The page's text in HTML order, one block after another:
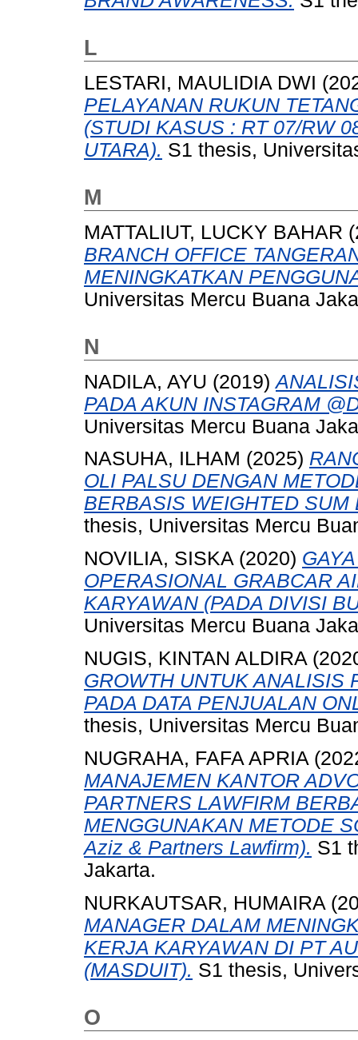
L
LESTARI, MAULIDIA DWI
PELAYANAN RUKUN
(STUDI KASUS : RT 07/RW
UTARA). S1 thesis,
M
MATTALIUT, LUCKY BAHAR
BRANCH OFFICE
MENINGKATKAN
Universitas Mercu Buana
N
NADILA, AYU (2019)
PADA AKUN INSTAGRAM
Universitas Mercu Buana
NASUHA, ILHAM (2025)
OLI PALSU DENGAN
BERBASIS WEIGHTED
thesis, Universitas Mercu
NOVILIA, SISKA (2020)
OPERASIONAL GRABCAR
KARYAWAN (PADA DIVISI
Universitas Mercu Buana
NUGIS, KINTAN ALDIRA
GROWTH UNTUK ANALISIS
PADA DATA PENJUALAN
thesis, Universitas Mercu
NUGRAHA, FAFA APRIA
MANAJEMEN KANTOR
PARTNERS LAWFIRM
MENGGUNAKAN METODE
Aziz & Partners Lawfirm). S1
Jakarta.
NURKAUTSAR, HUMAIRA
MANAGER DALAM
KERJA KARYAWAN DI PT
(MASDUIT). S1 thesis,
O